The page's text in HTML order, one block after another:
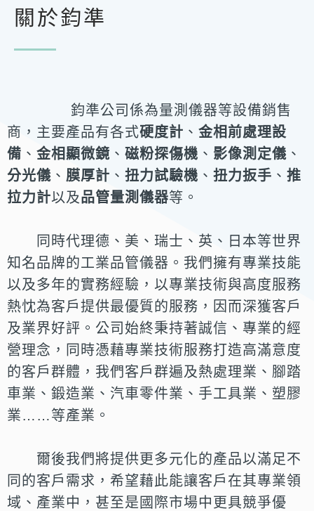
關於鈞準
鈞準公司係為量測儀器等設備銷售
商，主要產品有各式硬度計 、 金相前處理設
備 、 金相顯微鏡 、 磁粉探傷機 、 影像測定儀 、
分光儀 、 膜厚計 、 扭力試驗機 、 扭力扳手 、 推
拉力計以及品管量測儀器等。
同時代理德、美、瑞士、英、日本等世界
知名品牌的工業品管儀器。我們擁有專業技能
以及多年的實務經驗，以專業技術與高度服務
熱忱為客戶提供最優質的服務，因而深獲客戶
及業界好評。公司始終秉持著誠信、專業的經
營理念，同時憑藉專業技術服務打造高滿意度
的客戶群體， 我們客戶群遍及熱處理業、腳踏
車業、鍛造業、汽車零件業、手工具業、塑膠
業… …等產業。
爾後我們將提供更多元化的產品以滿足不
同的客戶需求，希望藉此能讓客戶在其專業領
域、產業中，甚至是國際市場中更具競爭優